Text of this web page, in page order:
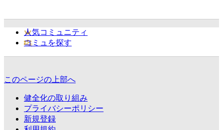
人気コミュニティ
コミュを探す
このページの上部へ
健全化の取り組み
プライバシーポリシー
新規登録